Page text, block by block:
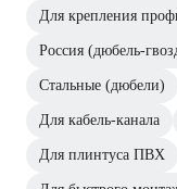
Для крепления
Россия (дюбель-
Стальные (дюбели)
Для кабель-канала
Для плинтуса ПВХ